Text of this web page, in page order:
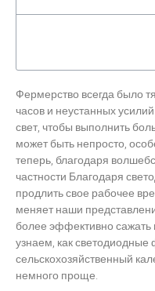
Фермерство всегда было
часов и неустанных
свет, чтобы выполнить
может быть непросто,
теперь, благодаря
частности Благодаря
продлить свое рабочее
меняет наши
более эффективно сажать
узнаем, как
сельскохозяйственный
немного проще.